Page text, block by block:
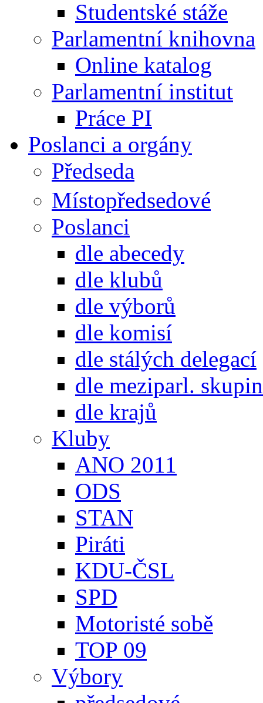
Studentské stáže
Parlamentní knihovna
Online katalog
Parlamentní institut
Práce PI
Poslanci a orgány
Předseda
Místopředsedové
Poslanci
dle abecedy
dle klubů
dle výborů
dle komisí
dle stálých delegací
dle meziparl. skupin
dle krajů
Kluby
ANO 2011
ODS
STAN
Piráti
KDU-ČSL
SPD
Motoristé sobě
TOP 09
Výbory